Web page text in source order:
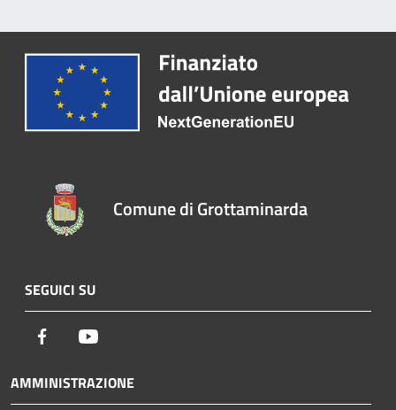
Comune di Grottaminarda
SEGUICI SU
Facebook
AMMINISTRAZIONE